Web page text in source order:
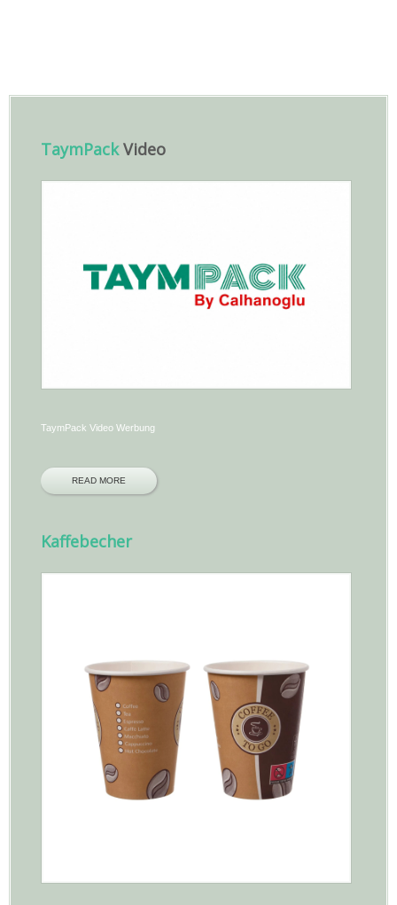
TaymPackVideo
TaymPack Video Werbung
READ MORE
Kaffebecher